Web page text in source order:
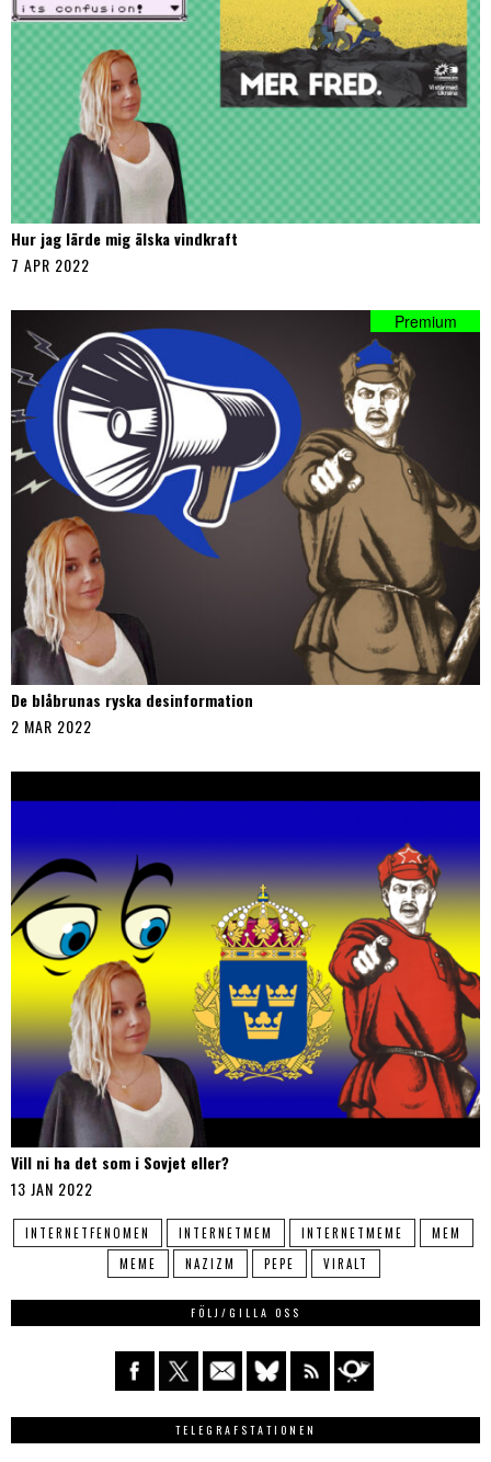
Hur jag lärde mig älska vindkraft
7 APR 2022
De blåbrunas ryska desinformation
2 MAR 2022
Vill ni ha det som i Sovjet eller?
13 JAN 2022
INTERNETFENOMEN INTERNETMEM INTERNETMEME
MEM
MEME
NAZIZM PEPE VIRALT
FÖLJ/GILLA OSS
TELEGRAFSTATIONEN